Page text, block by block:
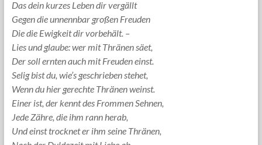
Das dein kurzes Leben dir vergällt
Gegen die unnennbar großen Freuden
Die die Ewigkeit dir vorbehält. –
Lies und glaube: wer mit Thränen säet,
Der soll ernten auch mit Freuden einst.
Selig bist du, wie’s geschrieben stehet,
Wenn du hier gerechte Thränen weinst.
Einer ist, der kennt des Frommen Sehnen,
Jede Zähre, die ihm rann herab,
Und einst trocknet er ihm seine Thränen,